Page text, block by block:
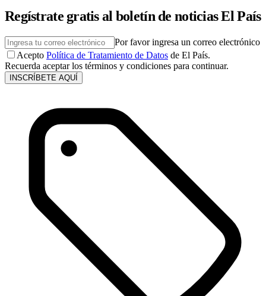
Regístrate gratis al boletín de noticias El País
Por favor ingresa un correo electrónico
Acepto Política de Tratamiento de Datos de El País.
Recuerda aceptar los términos y condiciones para continuar.
INSCRÍBETE AQUÍ